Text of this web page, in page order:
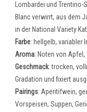
Lombardei und
Blanc verwirrt, aus dem
in der National Variety
Farbe: hellgelb, variabler
Aroma: Noten von
Geschmack: trocken,
Gradation und fixiert
Pairings: Aperitifwein,
Vorspeisen, Suppen,